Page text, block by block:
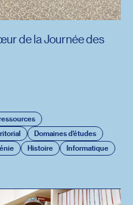
Domaines d'études
Histoire
Informatique
de la Journée des